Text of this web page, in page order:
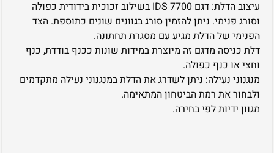
עיצוב הדלת: דגם IDS 7700 בשילוב זכוכית בידודית כפולה
וסורג פנימי. ניתן להזמין סורג בגוונים שונים כתוספת. הצד
הפנימי של הדלת מגיע עם מסגרת תחתונה.
דלת כניסה מדגם זה מיוצרת במידות שונות ככנף בודדת, כנף
וחצי או כנף כפולה.
מנגנוני נעילה: ניתן לשדרג את הדלת במנגנוני נעילה מתקדמים
ולבחור את רמת הביטחון המתאימה.
מגוון ידיות לפי בחירה.